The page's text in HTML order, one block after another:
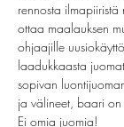
rennosta ilmapiiristä
ottaa maalauksen
ohjaajille
laadukkaasta
sopivan
ja välineet, baari on
Ei omia juomia!